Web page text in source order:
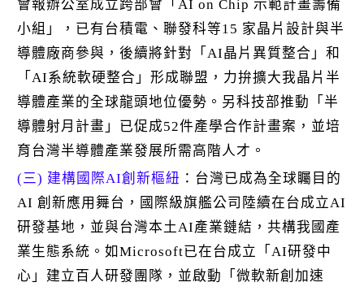
會報辦公室成立跨部會「AI on Chip 示範計畫籌備
小組」，已有台積電、聯發科等15 家晶片設計與半
導體廠商參與，後續將針對「AI晶片異質整合」和
「AI系統軟硬整合」形成聯盟，力拚擴大我晶片半
導體產業的全球龍頭地位優勢。另科技部推動「半
導體射月計畫」已促成52件產學合作計畫案，並培
育台灣半導體產業發展所需高階人才。
(三) 建構國際AI創新樞紐 ：台灣已成為全球矚目的
AI 創新應用舞台，國際級旗艦公司陸續在台成立AI
研發基地，並與台灣本土AI產業鏈結，共構我國產
業生態系統。如Microsoft已在台成立「AI研發中
心」建立百人研發團隊，並啟動「微軟新創加速